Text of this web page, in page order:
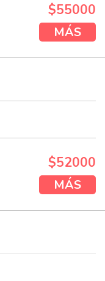
$55000
MÁS
$52000
MÁS